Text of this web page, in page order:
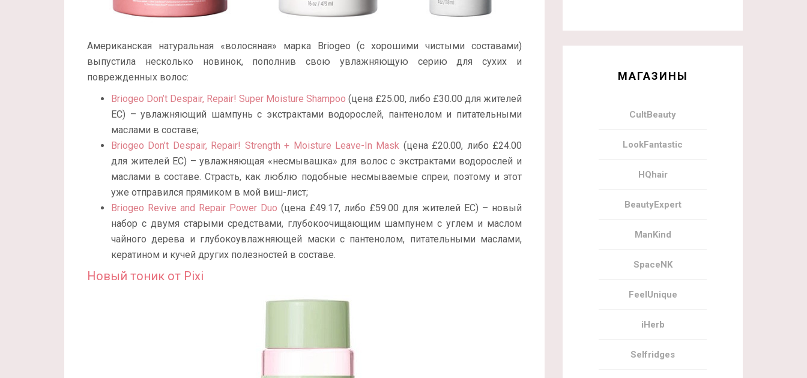
Американская натуральная «волосяная» марка Briogeo (с хорошими чистыми составами)
выпустила несколько новинок, пополнив свою увлажняющую серию для сухих и
поврежденных волос:
Briogeo Don’t Despair, Repair! Super Moisture Shampoo (цена £25.00, либо £30.00 для жителей
ЕС) – увлажняющий шампунь с экстрактами водорослей, пантенолом и питательными
маслами в составе;
Briogeo Don’t Despair, Repair! Strength + Moisture Leave-In Mask (цена £20.00, либо £24.00
для жителей ЕС) – увлажняющая «несмывашка» для волос с экстрактами водорослей и
маслами в составе. Страсть, как люблю подобные несмываемые спреи, поэтому и этот
уже отправился прямиком в мой виш-лист;
Briogeo Revive and Repair Power Duo (цена £49.17, либо £59.00 для жителей ЕС) – новый
набор с двумя старыми средствами, глубокоочищающим шампунем с углем и маслом
чайного дерева и глубокоувлажняющей маски с пантенолом, питательными маслами,
кератином и кучей других полезностей в составе.
Новый тоник от Pixi
МАГАЗИНЫ
CultBeauty
LookFantastic
HQhair
BeautyExpert
ManKind
SpaceNK
FeelUnique
iHerb
Selfridges